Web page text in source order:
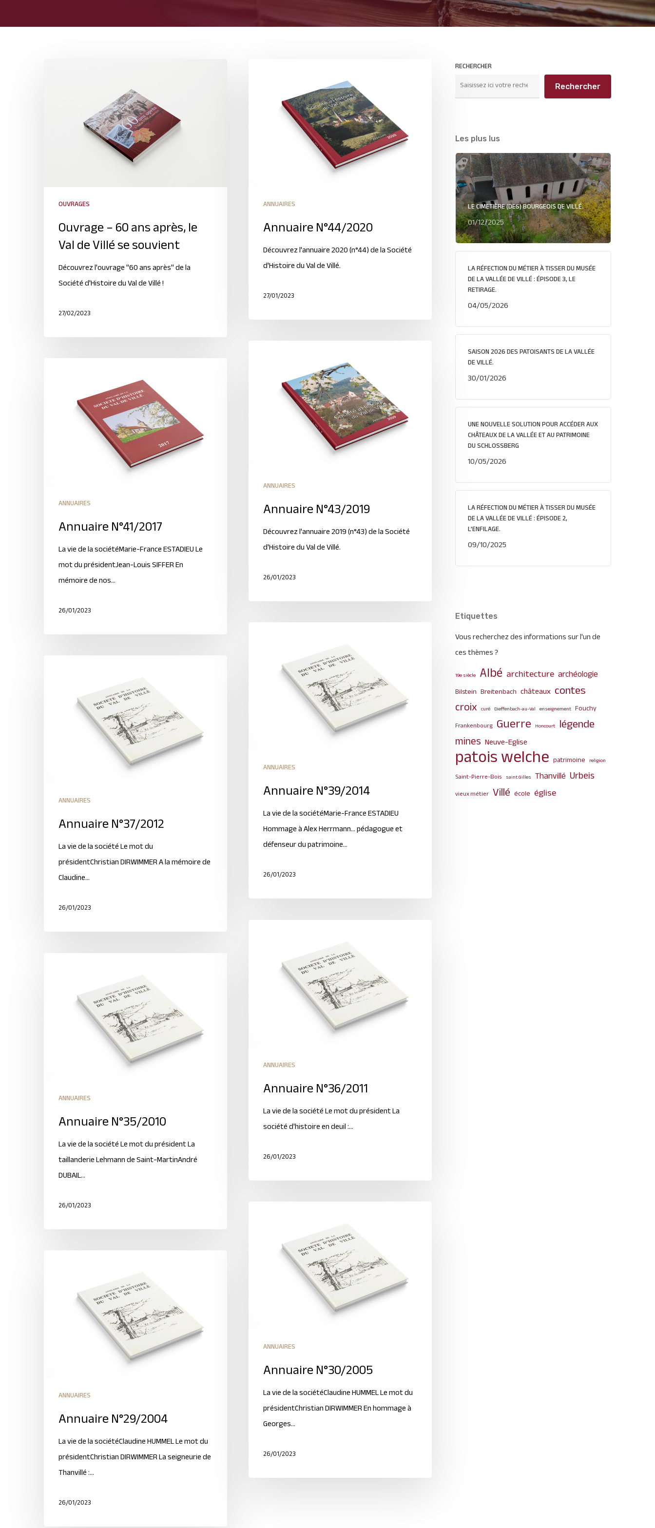
OUVRAGES
Ouvrage – 60 ans après, le
Val de Villé se souvient
Découvrez l'ouvrage "60 ans après" de la
Société d'Histoire du Val de Villé !
27/02/2023
ANNUAIRES
Annuaire N°44/2020
Découvrez l'annuaire 2020 (n°44) de la Société
d'Histoire du Val de Villé.
27/01/2023
ANNUAIRES
Annuaire N°43/2019
Découvrez l'annuaire 2019 (n°43) de la Société
d'Histoire du Val de Villé.
26/01/2023
ANNUAIRES
Annuaire N°41/2017
La vie de la sociétéMarie-France ESTADIEU Le
mot du présidentJean-Louis SIFFER En
mémoire de nos…
26/01/2023
ANNUAIRES
Annuaire N°39/2014
La vie de la sociétéMarie-France ESTADIEU
Hommage à Alex Herrmann… pédagogue et
défenseur du patrimoine…
26/01/2023
ANNUAIRES
Annuaire N°37/2012
La vie de la société Le mot du
présidentChristian DIRWIMMER A la mémoire de
Claudine…
26/01/2023
ANNUAIRES
Annuaire N°36/2011
La vie de la société Le mot du président La
société d'histoire en deuil :…
26/01/2023
ANNUAIRES
Annuaire N°35/2010
La vie de la société Le mot du président La
taillanderie Lehmann de Saint-MartinAndré
DUBAIL…
26/01/2023
ANNUAIRES
Annuaire N°30/2005
La vie de la sociétéClaudine HUMMEL Le mot du
présidentChristian DIRWIMMER En hommage à
Georges…
26/01/2023
ANNUAIRES
Annuaire N°29/2004
La vie de la sociétéClaudine HUMMEL Le mot du
présidentChristian DIRWIMMER La seigneurie de
Thanvillé :…
26/01/2023
RECHERCHER
Rechercher
Les plus lus
LE CIMETIÈRE (DES) BOURGEOIS DE VILLÉ.
01/12/2025
LA RÉFECTION DU MÉTIER À TISSER DU MUSÉE
DE LA VALLÉE DE VILLÉ : ÉPISODE 3, LE
RETIRAGE.
04/05/2026
SAISON 2026 DES PATOISANTS DE LA VALLÉE
DE VILLÉ.
30/01/2026
UNE NOUVELLE SOLUTION POUR ACCÉDER AUX
CHÂTEAUX DE LA VALLÉE ET AU PATRIMOINE
DU SCHLOSSBERG
10/05/2026
LA RÉFECTION DU MÉTIER À TISSER DU MUSÉE
DE LA VALLÉE DE VILLÉ : ÉPISODE 2,
L’ENFILAGE.
09/10/2025
Etiquettes
Vous recherchez des informations sur l'un de
ces thèmes ?
19e siècle Albé architecture archéologie
Bilstein Breitenbach châteaux contes
croix curé Dieffenbach-au-Val enseignement Fouchy
Frankenbourg Guerre Honcourt légende
mines Neuve-Eglise
patois welche patrimoine religion
Saint-Pierre-Bois saint Gilles Thanvillé Urbeis
vieux métier Villé école église